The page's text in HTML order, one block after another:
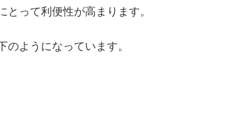
って利便性が高まります。
ようになっています。